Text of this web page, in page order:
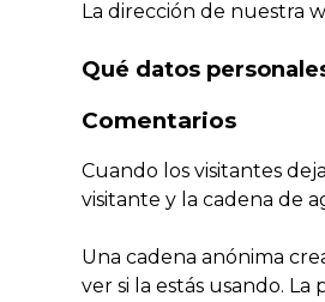
La dirección de nuestra
Qué datos
Comentarios
Cuando los visitantes
visitante y la cadena de
Una cadena anónima
ver si la estás usando.